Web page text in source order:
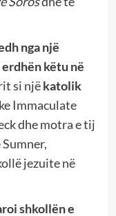
nga një
këtu në
si njëkatolik
Immaculate
dhe motra e tij
jezuite në
shkollën e